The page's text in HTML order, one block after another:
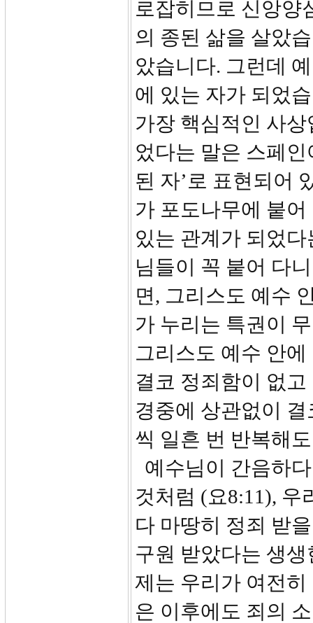
로잡히므로 신앙양
의 종된 삶을 살았
았습니다. 그런데
에 있는 자가 되었
가장 핵심적인 사
었다는 말은 스페
된 자’로 표현되어
가 포도나무에 붙
있는 관계가 되었
님들이 꼭 붙어 다
면, 그리스도 예수
가 누리는 특권이
그리스도 예수 안
결코 정죄함이 없
경중에 상관없이
씩 일흔 번 반복해
예수님이 간음하
것처럼 (요8:11), 우
다 마땅히 정죄 받
구원 받았다는 생
제는 우리가 여전
은 이후에도 죄의